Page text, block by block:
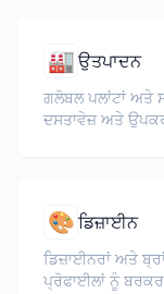
🏭ਉਤਪਾਦਨ
ਗਲੋਬਲ ਪਲਾਂਟਾਂ ਅਤੇ
ਦਸਤਾਵੇਜ਼ ਅਤੇ
🎨ਡਿਜ਼ਾਈਨ
ਡਿਜ਼ਾਈਨਰਾਂ ਅਤੇ
ਪ੍ਰੋਫਾਈਲਾਂ ਨੂੰ